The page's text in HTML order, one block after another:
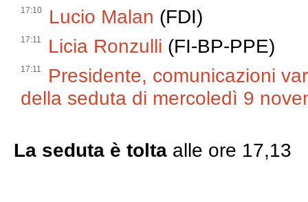
17:10 Lucio Malan (FDI)
17:11 Licia Ronzulli (FI-BP-PPE)
17:11
Presidente, comunicazioni
della seduta di mercoledì 9
La seduta è tolta alle ore 17,13